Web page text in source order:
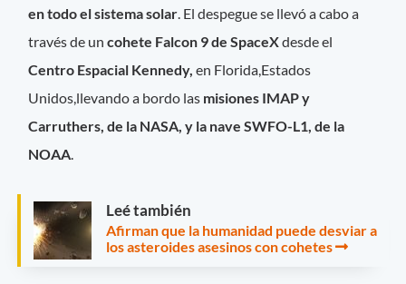
en todo el sistema solar . El despegue se llevó a cabo a
través de un cohete Falcon 9 de SpaceXdesde el
Centro Espacial Kennedy, en Florida,Estados
Unidos,llevando a bordo las misiones IMAP y
Carruthers, de la NASA, y la nave SWFO-L1, de la
NOAA
Leé también
Afirman que la humanidad puede desviar a
los asteroides asesinos con cohetes